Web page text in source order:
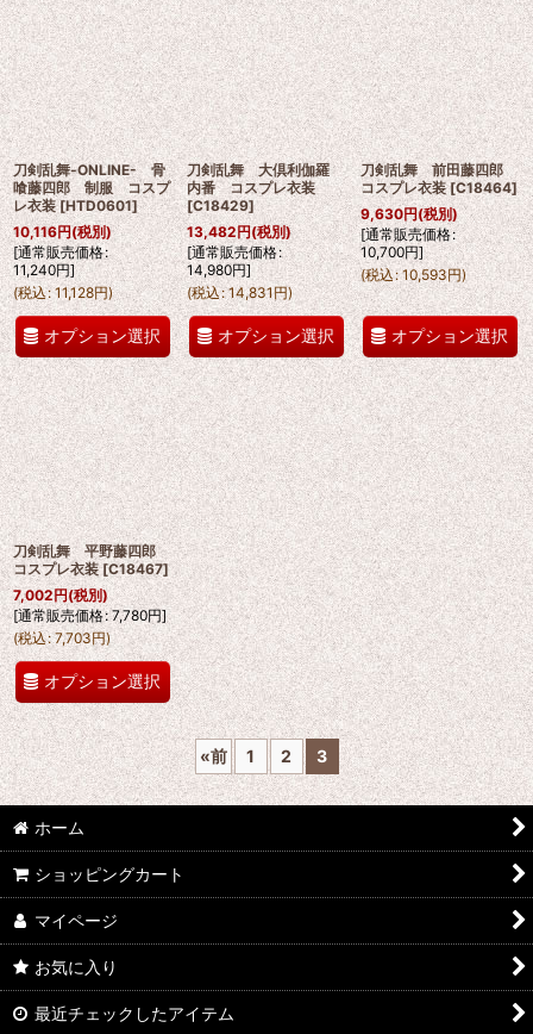
刀剣乱舞-ONLINE- 骨
喰藤四郎 制服 コスプ
レ衣装 [HTD0601]
10,116円(税別)
[通常販売価格:
11,240円]
(税込: 11,128円)
オプション選択
刀剣乱舞 大倶利伽羅
内番 コスプレ衣装
[C18429]
13,482円(税別)
[通常販売価格:
14,980円]
(税込: 14,831円)
オプション選択
刀剣乱舞 前田藤四郎
コスプレ衣装 [C18464]
9,630円(税別)
[通常販売価格:
10,700円]
(税込: 10,593円)
オプション選択
刀剣乱舞 平野藤四郎
コスプレ衣装 [C18467]
7,002円(税別)
[通常販売価格: 7,780円]
(税込: 7,703円)
オプション選択
«前 1 2 3
ホーム
ショッピングカート
マイページ
お気に入り
最近チェックしたアイテム